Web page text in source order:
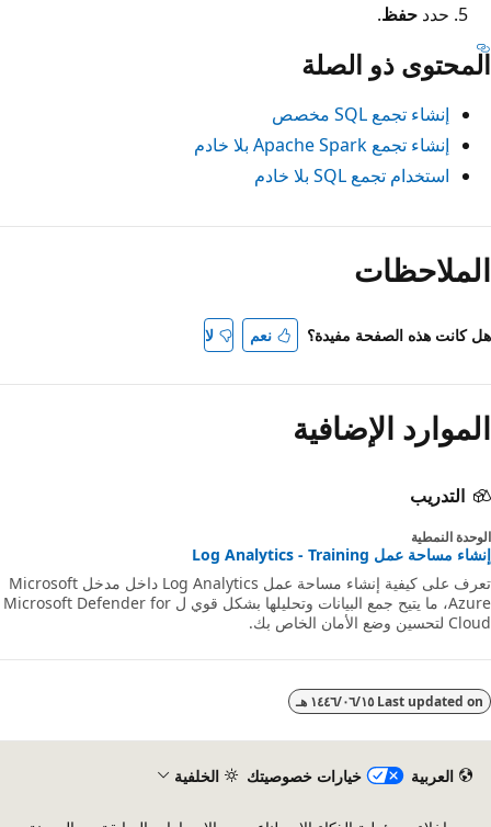
حدد حفظ.
المحتوى ذو الصلة
إنشاء تجمع SQL مخصص
إنشاء تجمع Apache Spark بلا خادم
استخدام تجمع SQL بلا خادم
الملاحظات
هل كانت هذه الصفحة مفيدة؟ نعم لا
الموارد الإضافية
التدريب
الوحدة النمطية
إنشاء مساحة عمل Log Analytics - Training
تعرف على كيفية إنشاء مساحة عمل Log Analytics داخل مدخل Microsoft
Azure، ما يتيح جمع البيانات وتحليلها بشكل قوي ل Microsoft Defender for
Cloud لتحسين وضع الأمان الخاص بك.
Last updated on ١٥‏/٠٦‏/١٤٤٦ هـ
العربية خيارات خصوصيتك الخلفية